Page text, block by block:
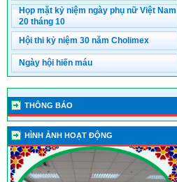
Họp mặt kỷ niệm ngày phụ nữ Việt Nam
20 tháng 10
Hội thi kỷ niệm 30 năm Cholimex
Ngày hội hiến máu
THÔNG BÁO
HÌNH ẢNH HOẠT ĐỘNG